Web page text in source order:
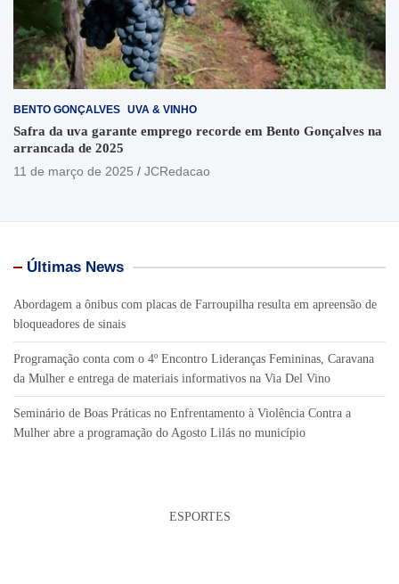
BENTO GONÇALVES UVA & VINHO
Safra da uva garante emprego recorde em Bento Gonçalves na
arrancada de 2025
11 de março de 2025
JCRedacao
Últimas News
Abordagem a ônibus com placas de Farroupilha resulta em apreensão de
bloqueadores de sinais
Programação conta com o 4º Encontro Lideranças Femininas, Caravana
da Mulher e entrega de materiais informativos na Via Del Vino
Seminário de Boas Práticas no Enfrentamento à Violência Contra a
Mulher abre a programação do Agosto Lilás no município
ESPORTES